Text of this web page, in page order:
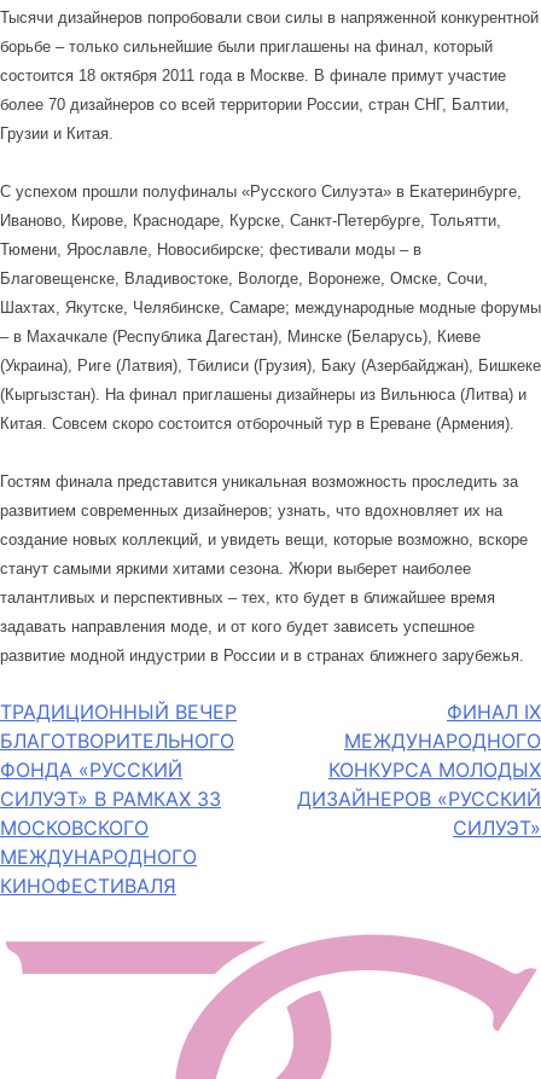
Тысячи дизайнеров попробовали свои силы в напряженной конкурентной
борьбе – только сильнейшие были приглашены на финал, который
состоится 18 октября 2011 года в Москве. В финале примут участие
более 70 дизайнеров со всей территории России, стран СНГ, Балтии,
Грузии и Китая.
С успехом прошли полуфиналы «Русского Силуэта» в Екатеринбурге,
Иваново, Кирове, Краснодаре, Курске, Санкт-Петербурге, Тольятти,
Тюмени, Ярославле, Новосибирске; фестивали моды – в
Благовещенске, Владивостоке, Вологде, Воронеже, Омске, Сочи,
Шахтах, Якутске, Челябинске, Самаре; международные модные форумы
– в Махачкале (Республика Дагестан), Минске (Беларусь), Киеве
(Украина), Риге (Латвия), Тбилиси (Грузия), Баку (Азербайджан), Бишкеке
(Кыргызстан). На финал приглашены дизайнеры из Вильнюса (Литва) и
Китая. Совсем скоро состоится отборочный тур в Ереване (Армения).
Гостям финала представится уникальная возможность проследить за
развитием современных дизайнеров; узнать, что вдохновляет их на
создание новых коллекций, и увидеть вещи, которые возможно, вскоре
станут самыми яркими хитами сезона. Жюри выберет наиболее
талантливых и перспективных – тех, кто будет в ближайшее время
задавать направления моде, и от кого будет зависеть успешное
развитие модной индустрии в России и в странах ближнего зарубежья.
Навигация
по
записям
ТРАДИЦИОННЫЙ ВЕЧЕР
БЛАГОТВОРИТЕЛЬНОГО
ФОНДА «РУССКИЙ
СИЛУЭТ» В РАМКАХ 33
МОСКОВСКОГО
МЕЖДУНАРОДНОГО
КИНОФЕСТИВАЛЯ
ФИНАЛ IX
МЕЖДУНАРОДНОГО
КОНКУРСА МОЛОДЫХ
ДИЗАЙНЕРОВ «РУССКИЙ
СИЛУЭТ»